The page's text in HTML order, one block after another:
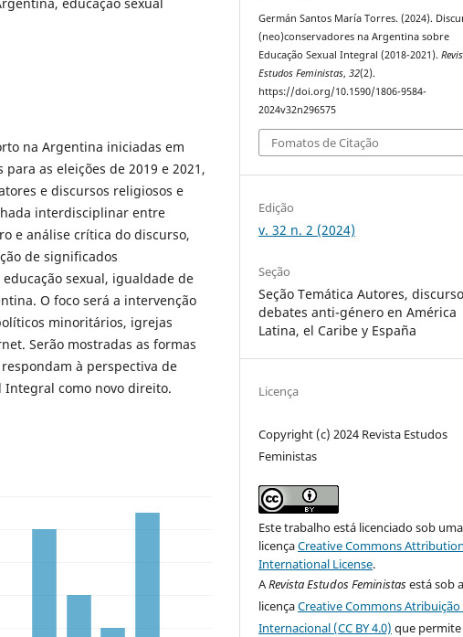
na Argentina iniciadas em
as eleições de 2019 e 2021,
e discursos religiosos e
interdisciplinar entre
e análise crítica do discurso,
de significados
sexual, igualdade de
O foco será a intervenção
minoritários, igrejas
Serão mostradas as formas
à perspectiva de
Integral como novo direito.
Germán Santos María Torres. (2024).
(neo)conservadores na Argentina sobre
Educação Sexual Integral (2018-2021).
Estudos Feministas,32(2).
https://doi.org/10.1590/1806-9584-
2024v32n296575
Fomatos de Citação
Edição
v. 32 n. 2 (2024)
Seção
Seção Temática Autores,
debates anti-género en América
Latina, el Caribe y España
Licença
Copyright (c) 2024 Revista Estudos
Feministas
Este trabalho está licenciado sob uma
licençaCreative Commons
International License.
ARevista Estudos Feministasestá sob a
licençaCreative Commons Atribuição
Internacional (CC BY 4.0) que